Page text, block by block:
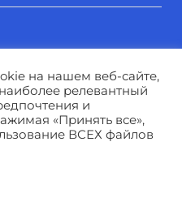
данных
на нашем веб-сайте,
релевантный
и
«Принять все»,
ВСЕХ файлов